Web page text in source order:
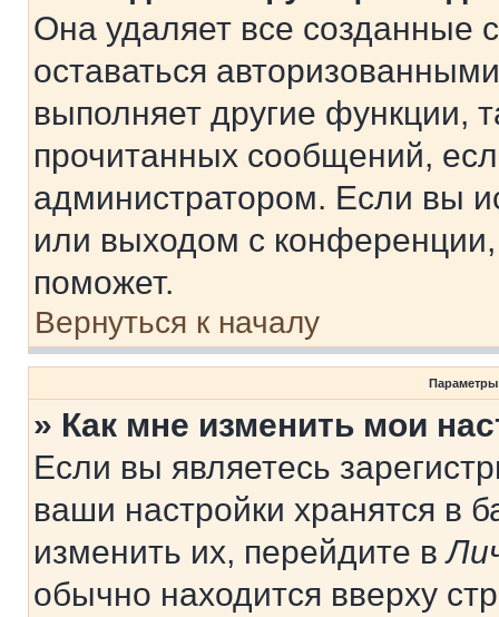
Она удаляет все созданные
оставаться
выполняет другие функции,
прочитанных сообщений,
администратором. Если вы
или выходом с
поможет.
Вернуться к началу
Параметры
» Как мне изменить мои
Если вы являетесь
ваши настройки хранятся в
изменить их, перейдите в
обычно находится вверху